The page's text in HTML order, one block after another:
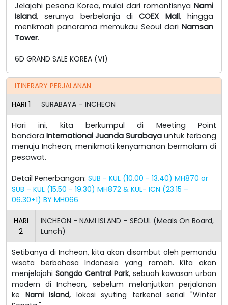
Jelajahi pesona Korea, mulai dari romantisnya Nami
Island, serunya berbelanja diCOEX Mall, hingga
menikmati panorama memukau Seoul dari Namsan
Tower.
6D GRAND SALE KOREA (V1)
ITINERARY PERJALANAN
HARI 1 SURABAYA – INCHEON
Hari ini, kita berkumpul di Meeting Point
bandara International Juanda Surabaya untuk terbang
menuju Incheon, menikmati kenyamanan bermalam di
pesawat.
Detail Penerbangan: SUB - KUL (10.00 - 13.40) MH870 or
SUB – KUL (15.50 - 19.30) MH872 & KUL- ICN (23.15 –
06.30+1) BY MH066
HARI
2
INCHEON - NAMI ISLAND – SEOUL (Meals On Board,
Lunch)
Setibanya di Incheon, kita akan disambut oleh pemandu
wisata berbahasa Indonesia yang ramah.Kita akan
menjelajahi Songdo Central Park, sebuah kawasan urban
modern di Incheon, sebelum melanjutkan perjalanan
ke Nami Island, lokasi syuting terkenal serial "Winter